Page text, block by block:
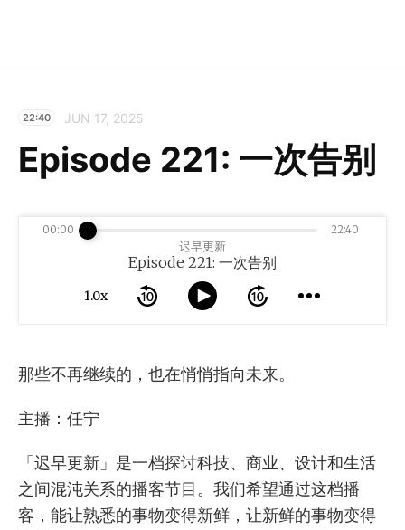
22:40 JUN 17, 2025
Episode 221: 一次告别
迟早更新
Episode 221: 一次告别
1.0x
00:00 22:40
那些不再继续的，也在悄悄指向未来。
主播：任宁
「迟早更新」是一档探讨科技、商业、设计和生活
之间混沌关系的播客节目。我们希望通过这档播
客，能让熟悉的事物变得新鲜，让新鲜的事物变得